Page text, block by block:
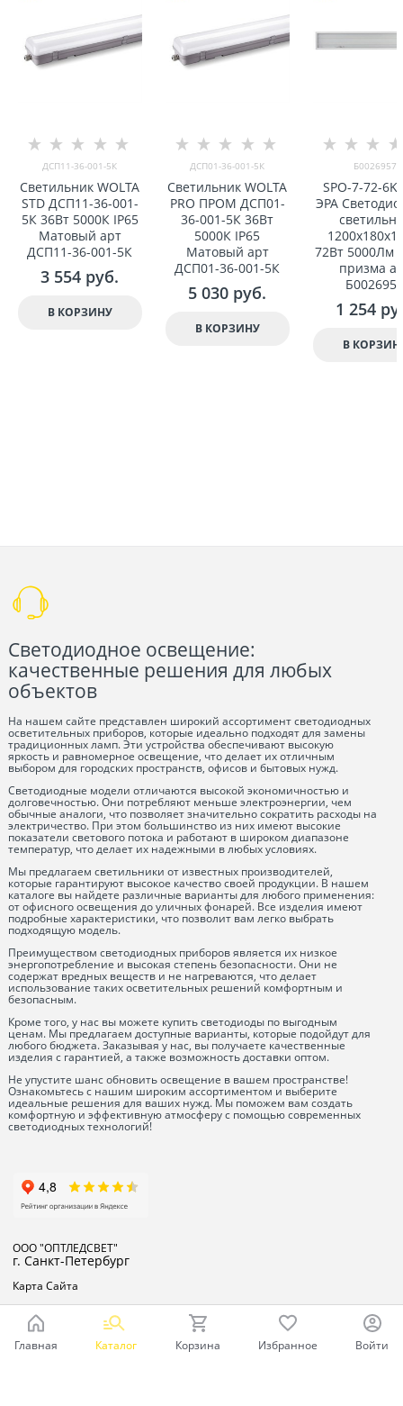
ДСП11-36-001-5К
Светильник WOLTA
STD ДСП11-36-001-
5К 36Вт 5000К IP65
Матовый арт
ДСП11-36-001-5К
3 554 руб.
В КОРЗИНУ
ДСП01-36-001-5К
Светильник WOLTA
PRO ПРОМ ДСП01-
36-001-5К 36Вт
5000К IP65
Матовый арт
ДСП01-36-001-5К
5 030 руб.
В КОРЗИНУ
Б0026957
SPO-7-72-
ЭРА
72Вт 5000Лм
призма
1 254
В
Светодиодное освещение:
качественные решения для любых
объектов
На нашем сайте представлен широкий ассортимент светодиодных
осветительных приборов, которые идеально подходят для замены
традиционных ламп. Эти устройства обеспечивают высокую
яркость и равномерное освещение, что делает их отличным
выбором для городских пространств, офисов и бытовых нужд.
Светодиодные модели отличаются высокой экономичностью и
долговечностью. Они потребляют меньше электроэнергии, чем
обычные аналоги, что позволяет значительно сократить расходы на
электричество. При этом большинство из них имеют высокие
показатели светового потока и работают в широком диапазоне
температур, что делает их надежными в любых условиях.
Мы предлагаем светильники от известных производителей,
которые гарантируют высокое качество своей продукции. В нашем
каталоге вы найдете различные варианты для любого применения:
от офисного освещения до уличных фонарей. Все изделия имеют
подробные характеристики, что позволит вам легко выбрать
подходящую модель.
Преимуществом светодиодных приборов является их низкое
энергопотребление и высокая степень безопасности. Они не
содержат вредных веществ и не нагреваются, что делает
использование таких осветительных решений комфортным и
безопасным.
Кроме того, у нас вы можете купить светодиоды по выгодным
ценам. Мы предлагаем доступные варианты, которые подойдут для
любого бюджета. Заказывая у нас, вы получаете качественные
изделия с гарантией, а также возможность доставки оптом.
Не упустите шанс обновить освещение в вашем пространстве!
Ознакомьтесь с нашим широким ассортиментом и выберите
идеальные решения для ваших нужд. Мы поможем вам создать
комфортную и эффективную атмосферу с помощью современных
светодиодных технологий!
ООО "ОПТЛЕДСВЕТ"
г. Санкт-Петербург
Карта Сайта
Главная Каталог Корзина Избранное Войти